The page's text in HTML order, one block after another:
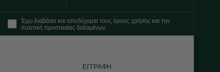
Έχω διαβάσει και αποδέχομαι τους όρους χρήσης και την
πολιτική προστασίας δεδομένων.
ΕΓΓΡΑΦΗ